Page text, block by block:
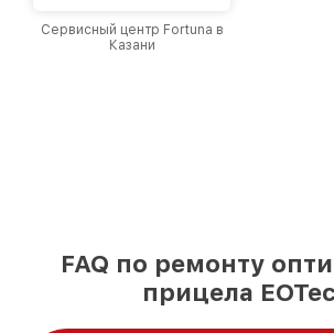
Сервисный центр Fortuna в
Казани
FAQ по ремонту
прицела